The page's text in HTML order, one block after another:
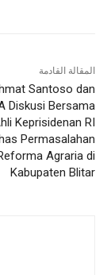
المقالة القادمة
Santoso dan
Diskusi Bersama
Keprisidenan RI
Permasalahan
Agraria di
Kabupaten Blitar